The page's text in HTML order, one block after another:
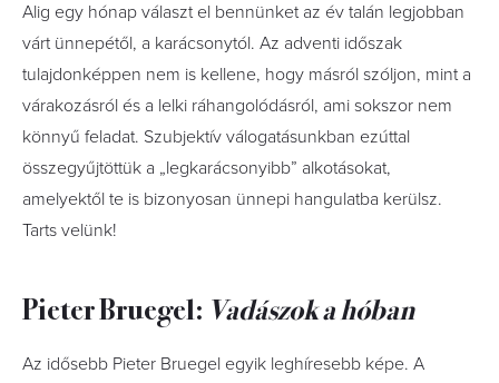
Alig egy hónap választ el bennünket az év talán legjobban
várt ünnepétől, a karácsonytól. Az adventi időszak
tulajdonképpen nem is kellene, hogy másról szóljon, mint a
várakozásról és a lelki ráhangolódásról, ami sokszor nem
könnyű feladat. Szubjektív válogatásunkban ezúttal
összegyűjtöttük a „legkarácsonyibb” alkotásokat,
amelyektől te is bizonyosan ünnepi hangulatba kerülsz.
Tarts velünk!
Pieter Bruegel: Vadászok a hóban
Az idősebb Pieter Bruegel egyik leghíresebb képe. A